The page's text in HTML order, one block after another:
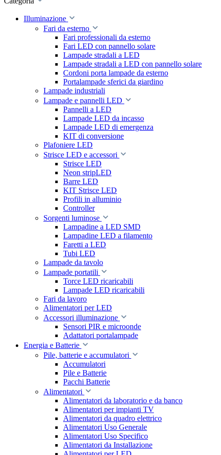
Illuminazione
Fari da esterno
Fari professionali da esterno
Fari LED con pannello solare
Lampade stradali a LED
Lampade stradali a LED con pannello solare
Cordoni porta lampade da esterno
Portalampade sferici da giardino
Lampade industriali
Lampade e pannelli LED
Pannelli a LED
Lampade LED da incasso
Lampade LED di emergenza
KIT di conversione
Plafoniere LED
Strisce LED e accessori
Strisce LED
Neon stripLED
Barre LED
KIT Strisce LED
Profili in alluminio
Controller
Sorgenti luminose
Lampadine a LED SMD
Lampadine LED a filamento
Faretti a LED
Tubi LED
Lampade da tavolo
Lampade portatili
Torce LED ricaricabili
Lampade LED ricaricabili
Fari da lavoro
Alimentatori per LED
Accessori illuminazione
Sensori PIR e microonde
Adattatori portalampade
Energia e Batterie
Pile, batterie e accumulatori
Accumulatori
Pile e Batterie
Pacchi Batterie
Alimentatori
Alimentatori da laboratorio e da banco
Alimentatori per impianti TV
Alimentatori da quadro elettrico
Alimentatori Uso Generale
Alimentatori Uso Specifico
Alimentatori da Installazione